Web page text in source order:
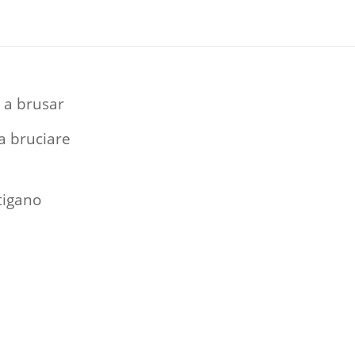
a brusar
bruciare